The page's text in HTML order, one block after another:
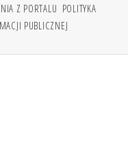
Z PORTALU POLITYKA
PUBLICZNEJ